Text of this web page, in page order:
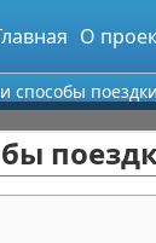
О
способы